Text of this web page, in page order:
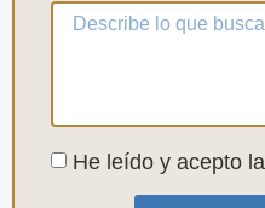
He leído y acepto la